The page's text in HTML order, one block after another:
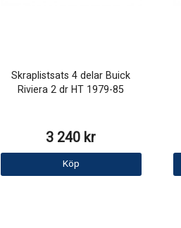
Skraplistsats 4 delar Buick
Riviera 2 dr HT 1979-85
3 240 kr
Köp